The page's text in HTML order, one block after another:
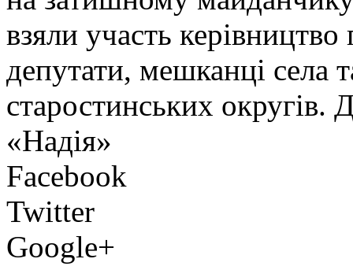
взяли участь
депутати, мешканці села
старостинських округів.
«Надія»
Facebook
Twitter
Google+